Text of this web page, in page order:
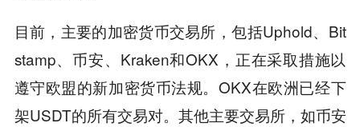
目前，主要的加密货币交易所，包括Uphold、Bit
stamp、币安、Kraken和OKX，正在采取措施以
遵守欧盟的新加密货币法规。OKX在欧洲已经下
架USDT的所有交易对。其他主要交易所，如币安